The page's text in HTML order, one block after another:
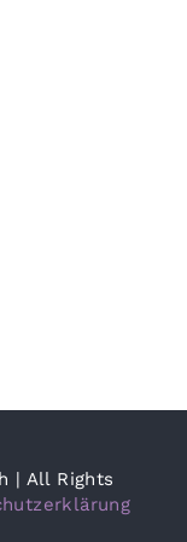
| All Rights